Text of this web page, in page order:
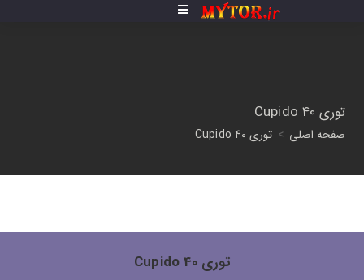
توری Cupido 40
صفحه اصلی > توری Cupido 40
توری Cupido 40